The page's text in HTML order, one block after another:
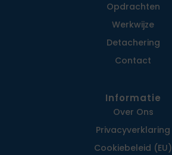
Opdrachten
Werkwijze
Detachering
Contact
Informatie
Over Ons
Privacy­verklaring
Cookiebeleid (EU)